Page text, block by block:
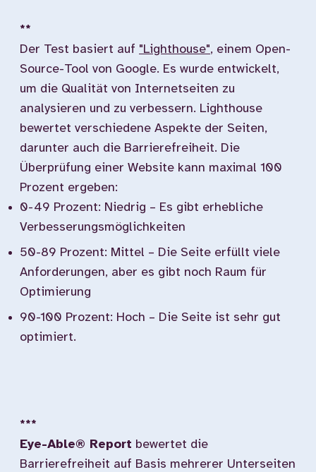
**
Der Test basiert auf "Lighthouse", einem Open-
Source-Tool von Google. Es wurde entwickelt,
um die Qualität von Internetseiten zu
analysieren und zu verbessern. Lighthouse
bewertet verschiedene Aspekte der Seiten,
darunter auch die Barrierefreiheit. Die
Überprüfung einer Website kann maximal 100
Prozent ergeben:
0-49 Prozent: Niedrig – Es gibt erhebliche
Verbesserungsmöglichkeiten
50-89 Prozent: Mittel – Die Seite erfüllt viele
Anforderungen, aber es gibt noch Raum für
Optimierung
90-100 Prozent: Hoch – Die Seite ist sehr gut
optimiert.
***
Eye-Able® Report bewertet die
Barrierefreiheit auf Basis mehrerer Unterseiten